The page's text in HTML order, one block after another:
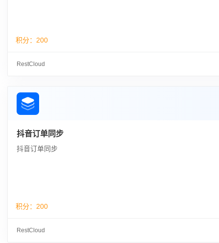
积分： 200
RestCloud
抖音订单同步
抖音订单同步
积分： 200
RestCloud